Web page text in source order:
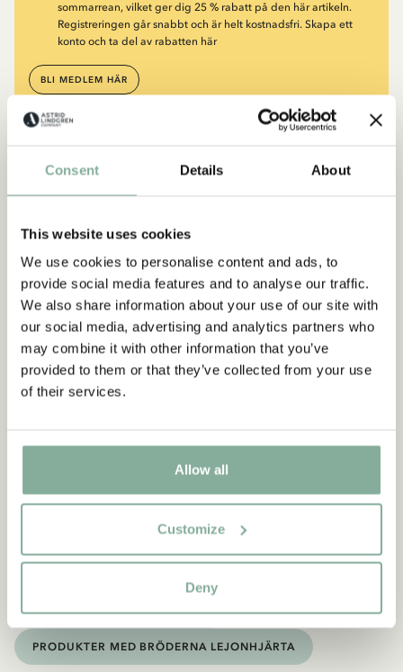
Consent Details About
This website uses cookies
We use cookies to personalise content and ads, to
provide social media features and to analyse our traffic.
We also share information about your use of our site with
our social media, advertising and analytics partners who
may combine it with other information that you’ve
provided to them or that they’ve collected from your use
of their services.
Allow all
Customize
Deny
sommarrean, vilket ger dig 25 % rabatt på den här artikeln.
Registreringen går snabbt och är helt kostnadsfri. Skapa ett
konto och ta del av rabatten här
BLI MEDLEM HÄR
Det är sommar på Saltkråkan och Tjorven blir överlycklig när
till Moses, som blir en riktig favorit hos alla på Saltkråkan. Men
när Vesterman får veta att han kan sälja sälen och få flera
hundra kronor för den vill han ha den tillbaka. Det tänker
Tjorven absolut inte gå med på, så tillsammans med Pelle och
Stina gömmer hon Moses.
Upptäck mer från Saltkråkan
PRODUKTER MED LOTTA
PRODUKTER MED BULLERBYN
PRODUKTER MED BRÖDERNA LEJONHJÄRTA